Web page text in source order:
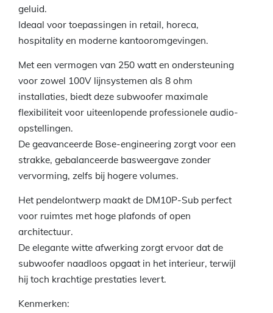
geluid.
Ideaal voor toepassingen in retail, horeca,
hospitality en moderne kantooromgevingen.
Met een vermogen van 250 watt en ondersteuning
voor zowel 100V lijnsystemen als 8 ohm
installaties, biedt deze subwoofer maximale
flexibiliteit voor uiteenlopende professionele audio-
opstellingen.
De geavanceerde Bose-engineering zorgt voor een
strakke, gebalanceerde basweergave zonder
vervorming, zelfs bij hogere volumes.
Het pendelontwerp maakt de DM10P-Sub perfect
voor ruimtes met hoge plafonds of open
architectuur.
De elegante witte afwerking zorgt ervoor dat de
subwoofer naadloos opgaat in het interieur, terwijl
hij toch krachtige prestaties levert.
Kenmerken: